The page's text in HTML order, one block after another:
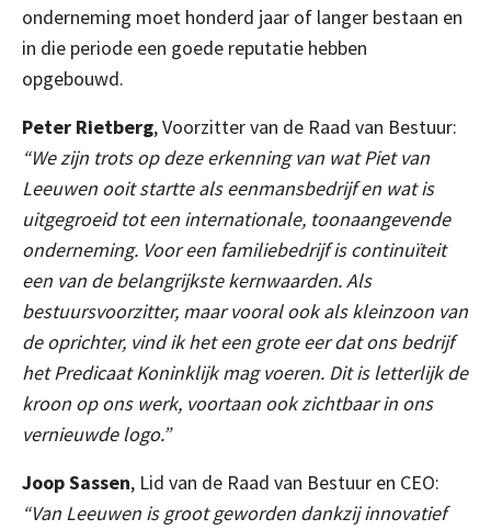
onderneming moet honderd jaar of langer bestaan en
in die periode een goede reputatie hebben
opgebouwd.
Peter Rietberg, Voorzitter van de Raad van Bestuur:
“We zijn trots op deze erkenning van wat Piet van
Leeuwen ooit startte als eenmansbedrijf en wat is
uitgegroeid tot een internationale, toonaangevende
onderneming. Voor een familiebedrijf is continuïteit
een van de belangrijkste kernwaarden. Als
bestuursvoorzitter, maar vooral ook als kleinzoon van
de oprichter, vind ik het een grote eer dat ons bedrijf
het Predicaat Koninklijk mag voeren. Dit is letterlijk de
kroon op ons werk, voortaan ook zichtbaar in ons
vernieuwde logo.”
Joop Sassen, Lid van de Raad van Bestuur en CEO:
“Van Leeuwen is groot geworden dankzij innovatief